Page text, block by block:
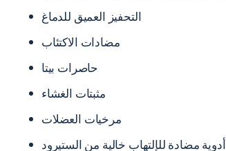
التحفيز العميق للدماغ
مضادات الاكتئاب
حاصرات بيتا
مثبتات الغشاء
مرخيات العضلات
أدوية مضادة للإلتهاب خالية من الستيرود